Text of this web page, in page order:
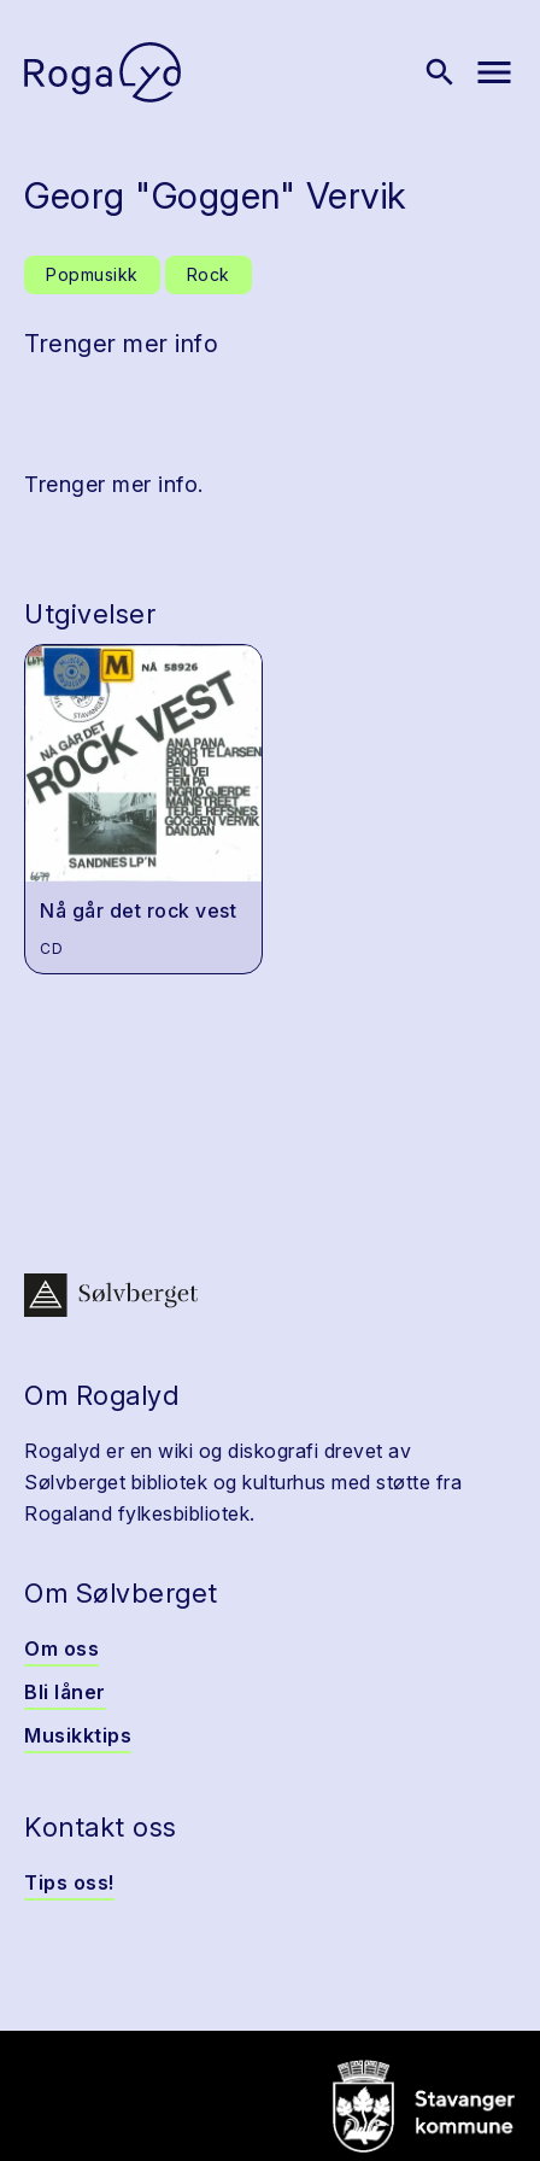
search menu
Georg "Goggen" Vervik
Popmusikk Rock
Trenger mer info
Trenger mer info.
Utgivelser
Nå går det rock vest
CD
Om Rogalyd
Rogalyd er en wiki og diskografi drevet av
Sølvberget bibliotek og kulturhus med støtte fra
Rogaland fylkesbibliotek.
Om Sølvberget
Om oss
Bli låner
Musikktips
Kontakt oss
Tips oss!